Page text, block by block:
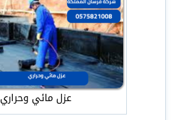
عزل مائي وحراري